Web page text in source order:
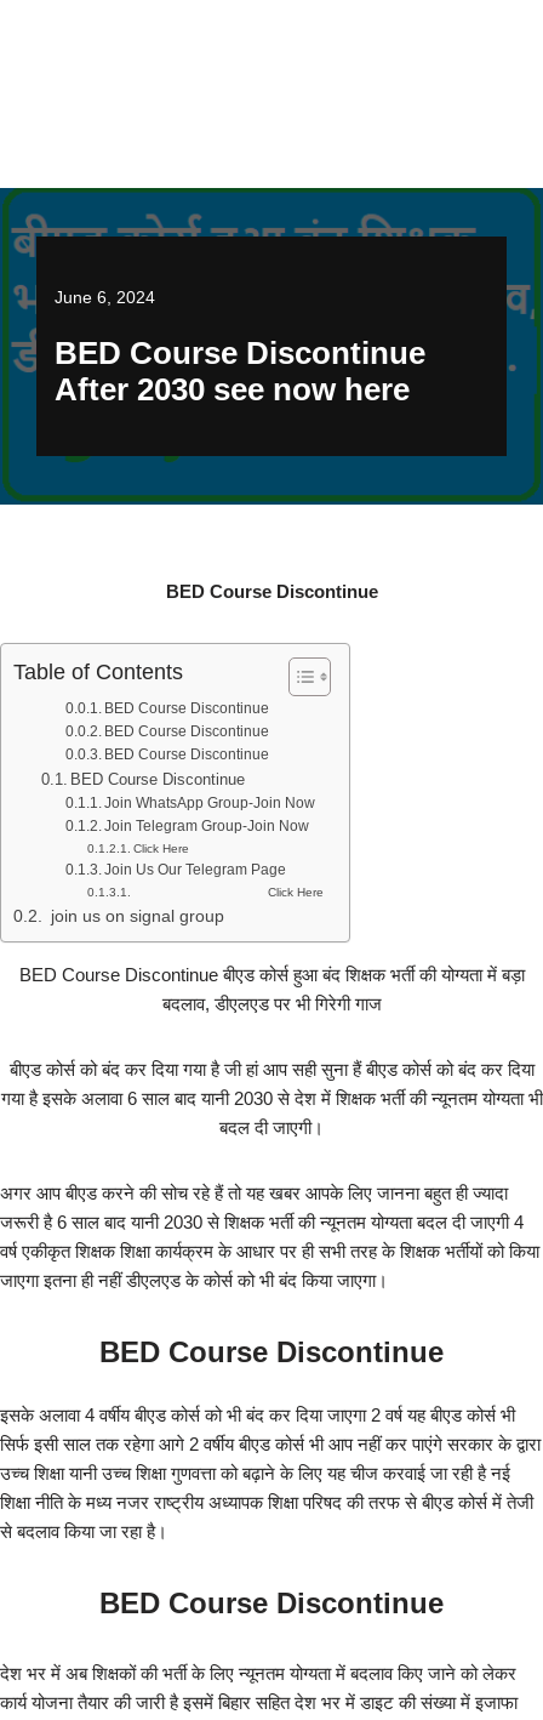
June 6, 2024
BED Course Discontinue
After 2030 see now here
BED Course Discontinue
Table of Contents
BED Course Discontinue
BED Course Discontinue
BED Course Discontinue
BED Course Discontinue
Join WhatsApp Group-Join Now
Join Telegram Group-Join Now
Click Here
Join Us Our Telegram Page
Click Here
join us on signal group
BED Course Discontinue बीएड कोर्स हुआ बंद शिक्षक भर्ती की योग्यता में बड़ा
बदलाव, डीएलएड पर भी गिरेगी गाज
बीएड कोर्स को बंद कर दिया गया है जी हां आप सही सुना हैं बीएड कोर्स को बंद कर दिया
गया है इसके अलावा 6 साल बाद यानी 2030 से देश में शिक्षक भर्ती की न्यूनतम योग्यता भी
बदल दी जाएगी।
अगर आप बीएड करने की सोच रहे हैं तो यह खबर आपके लिए जानना बहुत ही ज्यादा
जरूरी है 6 साल बाद यानी 2030 से शिक्षक भर्ती की न्यूनतम योग्यता बदल दी जाएगी 4
वर्ष एकीकृत शिक्षक शिक्षा कार्यक्रम के आधार पर ही सभी तरह के शिक्षक भर्तीयों को किया
जाएगा इतना ही नहीं डीएलएड के कोर्स को भी बंद किया जाएगा।
BED Course Discontinue
इसके अलावा 4 वर्षीय बीएड कोर्स को भी बंद कर दिया जाएगा 2 वर्ष यह बीएड कोर्स भी
सिर्फ इसी साल तक रहेगा आगे 2 वर्षीय बीएड कोर्स भी आप नहीं कर पाएंगे सरकार के द्वारा
उच्च शिक्षा यानी उच्च शिक्षा गुणवत्ता को बढ़ाने के लिए यह चीज करवाई जा रही है नई
शिक्षा नीति के मध्य नजर राष्ट्रीय अध्यापक शिक्षा परिषद की तरफ से बीएड कोर्स में तेजी
से बदलाव किया जा रहा है।
BED Course Discontinue
देश भर में अब शिक्षकों की भर्ती के लिए न्यूनतम योग्यता में बदलाव किए जाने को लेकर
कार्य योजना तैयार की जारी है इसमें बिहार सहित देश भर में डाइट की संख्या में इजाफा